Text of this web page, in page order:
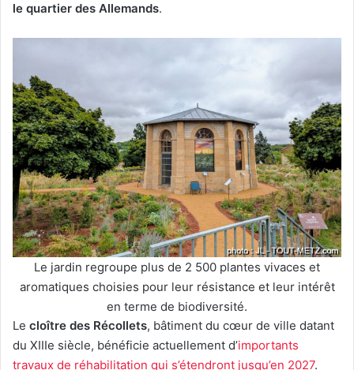
le quartier des Allemands.
Le jardin regroupe plus de 2 500 plantes vivaces et
aromatiques choisies pour leur résistance et leur intérêt
en terme de biodiversité.
Le cloître des Récollets, bâtiment du cœur de ville datant
du XIIIe siècle, bénéficie actuellement d’importants
travaux de réhabilitation qui s’étendront jusqu’en 2027.